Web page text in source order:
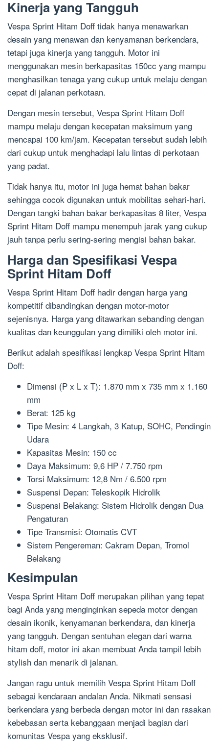
Kinerja yang Tangguh
Vespa Sprint Hitam Doff tidak hanya menawarkan
desain yang menawan dan kenyamanan berkendara,
tetapi juga kinerja yang tangguh. Motor ini
menggunakan mesin berkapasitas 150cc yang mampu
menghasilkan tenaga yang cukup untuk melaju dengan
cepat di jalanan perkotaan.
Dengan mesin tersebut, Vespa Sprint Hitam Doff
mampu melaju dengan kecepatan maksimum yang
mencapai 100 km/jam. Kecepatan tersebut sudah lebih
dari cukup untuk menghadapi lalu lintas di perkotaan
yang padat.
Tidak hanya itu, motor ini juga hemat bahan bakar
sehingga cocok digunakan untuk mobilitas sehari-hari.
Dengan tangki bahan bakar berkapasitas 8 liter, Vespa
Sprint Hitam Doff mampu menempuh jarak yang cukup
jauh tanpa perlu sering-sering mengisi bahan bakar.
Harga dan Spesifikasi Vespa
Sprint Hitam Doff
Vespa Sprint Hitam Doff hadir dengan harga yang
kompetitif dibandingkan dengan motor-motor
sejenisnya. Harga yang ditawarkan sebanding dengan
kualitas dan keunggulan yang dimiliki oleh motor ini.
Berikut adalah spesifikasi lengkap Vespa Sprint Hitam
Doff:
Dimensi (P x L x T): 1.870 mm x 735 mm x 1.160
mm
Berat: 125 kg
Tipe Mesin: 4 Langkah, 3 Katup, SOHC, Pendingin
Udara
Kapasitas Mesin: 150 cc
Daya Maksimum: 9,6 HP / 7.750 rpm
Torsi Maksimum: 12,8 Nm / 6.500 rpm
Suspensi Depan: Teleskopik Hidrolik
Suspensi Belakang: Sistem Hidrolik dengan Dua
Pengaturan
Tipe Transmisi: Otomatis CVT
Sistem Pengereman: Cakram Depan, Tromol
Belakang
Kesimpulan
Vespa Sprint Hitam Doff merupakan pilihan yang tepat
bagi Anda yang menginginkan sepeda motor dengan
desain ikonik, kenyamanan berkendara, dan kinerja
yang tangguh. Dengan sentuhan elegan dari warna
hitam doff, motor ini akan membuat Anda tampil lebih
stylish dan menarik di jalanan.
Jangan ragu untuk memilih Vespa Sprint Hitam Doff
sebagai kendaraan andalan Anda. Nikmati sensasi
berkendara yang berbeda dengan motor ini dan rasakan
kebebasan serta kebanggaan menjadi bagian dari
komunitas Vespa yang eksklusif.